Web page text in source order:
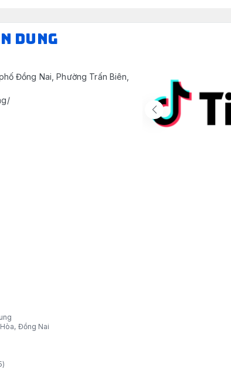
DUNG
Đồng Nai, Phường Trấn Biên,
Đồng Nai